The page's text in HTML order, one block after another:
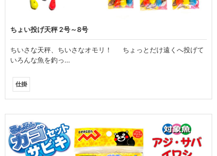
ちょい投げ天秤 2号～8号
ちいさな天秤、ちいさなオモリ！ ちょっとだけ遠くへ投げて
いろんな魚を釣っ…
仕掛